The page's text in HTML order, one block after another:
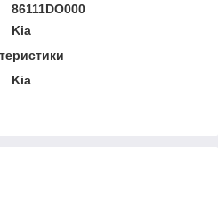
86111DO000
Kia
Kia